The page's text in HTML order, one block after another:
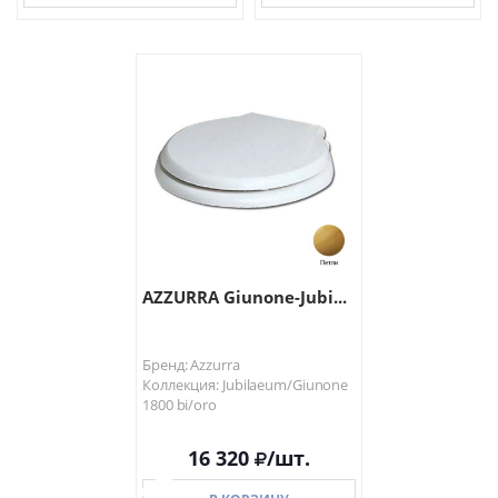
AZZURRA Giunone-Jubi...
Бренд: Azzurra
Коллекция: Jubilaeum/Giunone
1800 bi/oro
16 320 /шт.